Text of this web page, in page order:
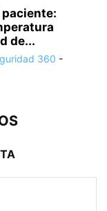
paciente:
de...
360 -